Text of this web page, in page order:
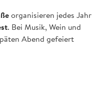
organisieren jedes Jahr
. Bei Musik, Wein und
Abend gefeiert